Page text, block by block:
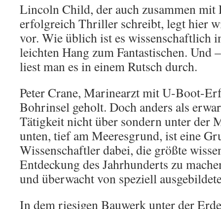
Lincoln Child, der auch zusammen mit
erfolgreich Thriller schreibt, legt hier
vor. Wie üblich ist es wissenschaftlich
leichten Hang zum Fantastischen. Und
liest man es in einem Rutsch durch.
Peter Crane, Marinearzt mit U-Boot-
Bohrinsel geholt. Doch anders als
Tätigkeit nicht über sondern unter der
unten, tief am Meeresgrund, ist eine
Wissenschaftler dabei, die größte
Entdeckung des Jahrhunderts zu
und überwacht von speziell
In dem riesigen Bauwerk unter der